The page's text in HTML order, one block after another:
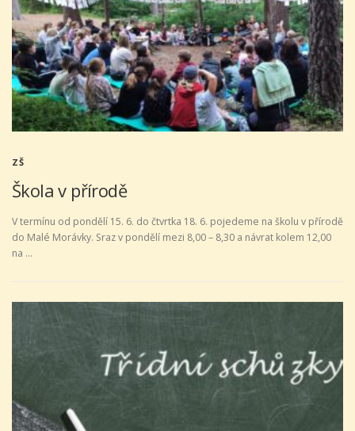
ZŠ
Škola v přírodě
V termínu od pondělí 15. 6. do čtvrtka 18. 6. pojedeme na školu v přírodě
do Malé Morávky. Sraz v pondělí mezi 8,00 – 8,30 a návrat kolem 12,00
na …